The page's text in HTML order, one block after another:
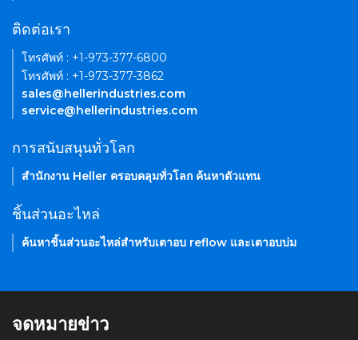
ติดต่อเรา
โทรศัพท์ : +1-973-377-6800
โทรศัพท์ : +1-973-377-3862
sales@hellerindustries.com
service@hellerindustries.com
การสนับสนุนทั่วโลก
สำนักงาน Heller ครอบคลุมทั่วโลก ค้นหาตัวแทน
ชิ้นส่วนอะไหล่
ค้นหาชิ้นส่วนอะไหล่สำหรับเตาอบ reflow และเตาอบบ่ม
จดหมายข่าว